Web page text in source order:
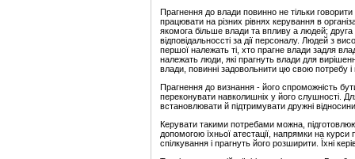
Прагнення до влади повинно не тільки
працювати на різних рівнях керування в
якомога більше влади та впливу а людей; друга
відповідальноссті за дії персоналу. Людей з
першої належать ті, хто прагне влади задля
належать люди, які прагнуть влади для
влади, повинні задовольнити цю свою потребу і
Прагнення до визнання - його спроможність
переконувати навколишніх у його слушності.
встановлювати й підтримувати дружні
Керувати такими потребами можна,
допомогою їхньої атестації, напрямки на курси
спілкування і прагнуть його розширити. Їхні